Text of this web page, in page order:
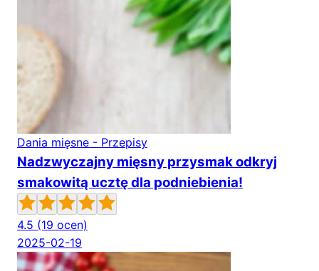
Dania mięsne - Przepisy
Nadzwyczajny mięsny przysmak odkryj
smakowitą ucztę dla podniebienia!
4.5 (19 ocen)
2025-02-19